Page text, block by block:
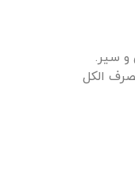
و سیر.
الکل